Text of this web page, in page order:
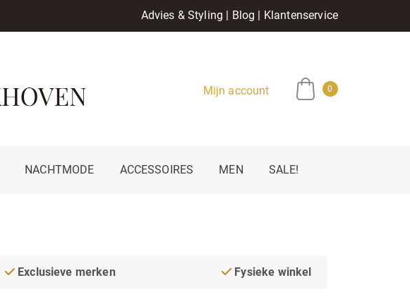
Advies & Styling | Blog | Klantenservice
Mijn account 0
NACHTMODE ACCESSOIRES MEN SALE!
Exclusieve merken Fysieke winkel